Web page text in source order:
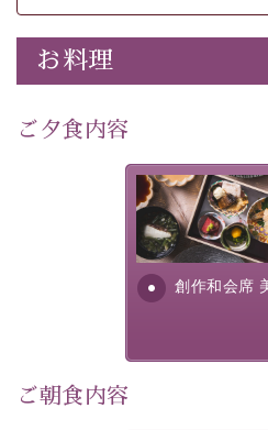
-----------【安心への取り組み
個室料亭、貸切風呂のご利用
滞在いただけるよう
徹底した衛生管理を行ってお
【公式限定価格】 通常料金
・朝夕個室料亭で個室食
・館内着をご用意
・就寝用パジャマをご用意
お料理
ご夕食内容
創作和会席
美湖膳とは諏訪
提供する為に料
明が考え出した
す。美しい諏訪
ご朝食内容